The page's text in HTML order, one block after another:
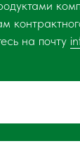
на почту